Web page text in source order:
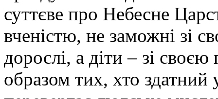
суттєве про Небесне
вченістю, не заможні зі
дорослі, а діти – зі
образом тих, хто